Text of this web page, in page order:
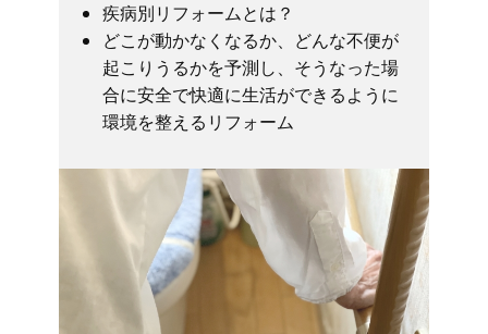
疾病別リフォームとは？
どこが動かなくなるか、どんな不便が
起こりうるかを予測し、そうなった場
合に安全で快適に生活ができるように
環境を整えるリフォーム